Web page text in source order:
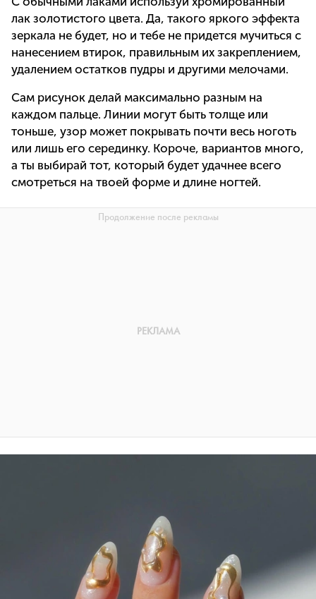
лак золотистого цвета. Да, такого яркого эффекта
зеркала не будет, но и тебе не придется мучиться с
нанесением втирок, правильным их закреплением,
удалением остатков пудры и другими мелочами.
Сам рисунок делай максимально разным на
каждом пальце. Линии могут быть толще или
тоньше, узор может покрывать почти весь ноготь
или лишь его серединку. Короче, вариантов много,
а ты выбирай тот, который будет удачнее всего
смотреться на твоей форме и длине ногтей.